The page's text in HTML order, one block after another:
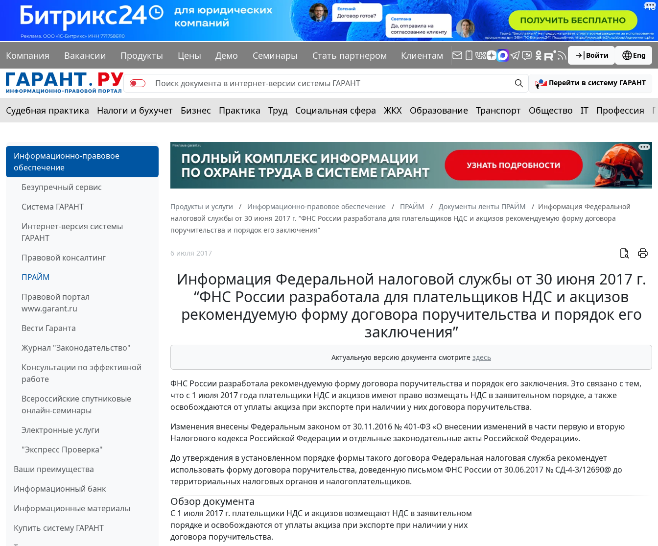
Компания Вакансии Продукты Цены Демо Семинары Стать партнером Клиентам Войти Eng
Перейти в систему ГАРАНТ
Судебная практика Налоги и бухучет Бизнес Практика Труд Социальная сфера ЖКХ Образование Транспорт Общество IT Профессия
Информационно-правовое
обеспечение
Безупречный сервис
Система ГАРАНТ
Интернет-версия системы
ГАРАНТ
Правовой консалтинг
ПРАЙМ
Правовой портал
www.garant.ru
Вести Гаранта
Журнал "Законодательство"
Консультации по эффективной
работе
Всероссийские спутниковые
онлайн-семинары
Электронные услуги
"Экспресс Проверка"
Ваши преимущества
Информационный банк
Информационные материалы
Купить систему ГАРАНТ
Продукты и услуги Информационно-правовое обеспечение ПРАЙМ Документы ленты ПРАЙМ
Информация Федеральной
налоговой службы от 30 июня 2017 г. “ФНС России разработала для плательщиков НДС и акцизов рекомендуемую форму договора
поручительства и порядок его заключения”
6 июля 2017
Информация Федеральной налоговой службы от 30 июня 2017 г.
“ФНС России разработала для плательщиков НДС и акцизов
рекомендуемую форму договора поручительства и порядок его
заключения”
Актуальную версию документа смотрите здесь
ФНС России разработала рекомендуемую форму договора поручительства и порядок его заключения. Это связано с тем,
что с 1 июля 2017 года плательщики НДС и акцизов имеют право возмещать НДС в заявительном порядке, а также
освобождаются от уплаты акциза при экспорте при наличии у них договора поручительства.
Изменения внесены Федеральным законом от 30.11.2016 № 401-ФЗ «О внесении изменений в части первую и вторую
Налогового кодекса Российской Федерации и отдельные законодательные акты Российской Федерации».
До утверждения в установленном порядке формы такого договора Федеральная налоговая служба рекомендует
использовать форму договора поручительства, доведенную письмом ФНС России от 30.06.2017 № СД-4-3/12690@ до
территориальных налоговых органов и налогоплательщиков.
Обзор документа
С 1 июля 2017 г. плательщики НДС и акцизов возмещают НДС в заявительном
порядке и освобождаются от уплаты акциза при экспорте при наличии у них
договора поручительства.